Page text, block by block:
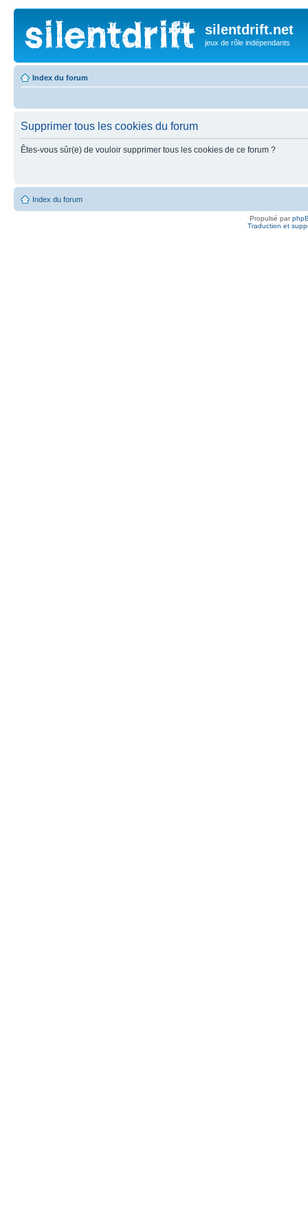
silentdrift.net
jeux de rôle indépendants
Index du forum
Supprimer tous les cookies du forum
Êtes-vous sûr(e) de vouloir supprimer tous les cookies de ce forum ?
Index du forum
Propulsé par
Traduction et